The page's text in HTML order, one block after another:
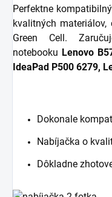
Perfektne
kvalitných
Green Cell.
notebooku Lenovo
IdeaPad P500 6279,
Dokonale
Nabíjačka o
Dôkladne